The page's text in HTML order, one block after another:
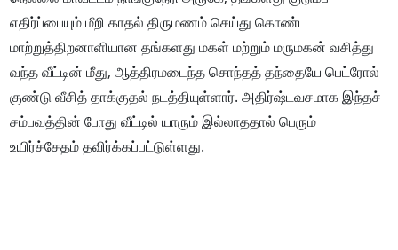
எதிர்ப்பையும் மீறி காதல் திருமணம் செய்து கொண்ட
மாற்றுத்திறனாளியான தங்களது மகள் மற்றும் மருமகன் வசித்து
வந்த வீட்டின் மீது, ஆத்திரமடைந்த சொந்தத் தந்தையே பெட்ரோல்
குண்டு வீசித் தாக்குதல் நடத்தியுள்ளார். அதிர்ஷ்டவசமாக இந்தச்
சம்பவத்தின் போது வீட்டில் யாரும் இல்லாததால் பெரும்
உயிர்ச்சேதம் தவிர்க்கப்பட்டுள்ளது.